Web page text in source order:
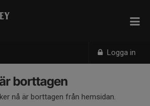
Logga in
borttagen
nå är borttagen från hemsidan.